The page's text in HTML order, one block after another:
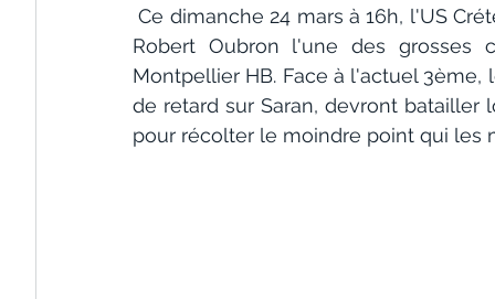
Ce dimanche 24 mars à 16h, l'US
Robert Oubron l'une des grosses
Montpellier HB. Face à l'actuel
de retard sur Saran, devront
pour récolter le moindre point qui les